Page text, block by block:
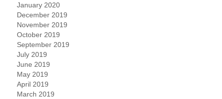
January 2020
December 2019
November 2019
October 2019
September 2019
July 2019
June 2019
May 2019
April 2019
March 2019